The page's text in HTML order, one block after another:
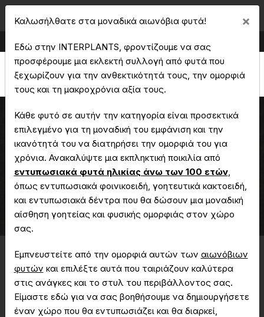
Ερυθρίνα
Αρχική Μοναδικά - Αιωνόβια Φυτά Ερυθρίνα
Δεν έχετε πρόσβαση στη συγκεκριμένη σελίδα
×
Καλωσήλθατε στα μοναδικά αιωνόβια φυτά!
Εδώ στην INTERPLANTS, φροντίζουμε να σας
προσφέρουμε μια εκλεκτή συλλογή από φυτά που
ξεχωρίζουν για την ανθεκτικότητά τους, την ομορφιά
τους και τη μακροχρόνια αξία τους.
Κάθε φυτό σε αυτήν την κατηγορία είναι προσεκτικά
επιλεγμένο για τη μοναδική του εμφάνιση και την
ικανότητά του να διατηρήσει την ομορφιά του για
χρόνια. Ανακαλύψτε μια εκπληκτική ποικιλία από
εντυπωσιακά φυτά ηλικίας άνω των 100 ετών,
όπως εντυπωσιακά φοινικοειδή, γοητευτικά κακτοειδή,
και εντυπωσιακά δέντρα που θα δώσουν μια μοναδική
αίσθηση γοητείας και φυσικής ομορφιάς στον χώρο
σας.
Εμπνευστείτε από την ομορφιά αυτών των αιωνόβιων
φυτών και επιλέξτε αυτά που ταιριάζουν καλύτερα
στις ανάγκες και το στυλ του περιβάλλοντος σας.
Είμαστε εδώ για να σας βοηθήσουμε να δημιουργήσετε
έναν χώρο που θα εντυπωσιάζει και θα διαρκεί,